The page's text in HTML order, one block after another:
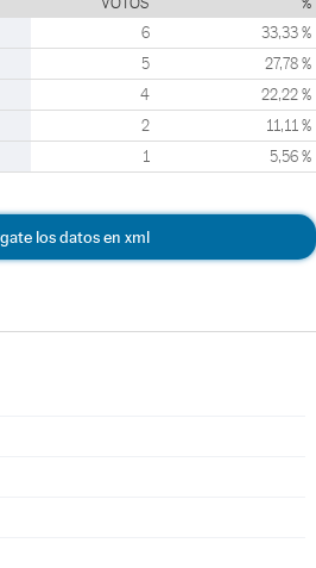
6 33,33 %
5 27,78 %
4 22,22 %
2 11,11 %
1 5,56 %
los datos en xml